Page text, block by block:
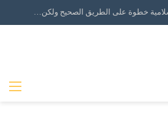
يقفل الباب على الحرب